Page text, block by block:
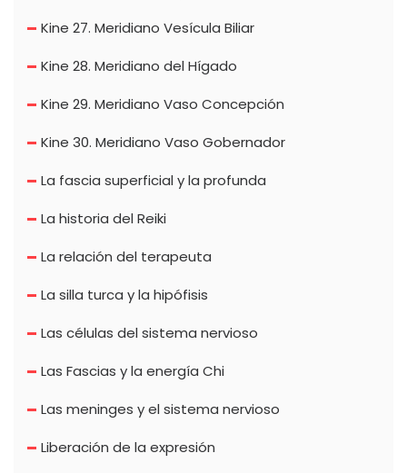
Kine 27. Meridiano Vesícula Biliar
Kine 28. Meridiano del Hígado
Kine 29. Meridiano Vaso Concepción
Kine 30. Meridiano Vaso Gobernador
La fascia superficial y la profunda
La historia del Reiki
La relación del terapeuta
La silla turca y la hipófisis
Las células del sistema nervioso
Las Fascias y la energía Chi
Las meninges y el sistema nervioso
Liberación de la expresión